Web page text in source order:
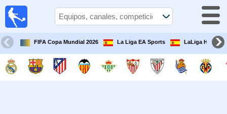
FIFA Copa Mundial 2026 La Liga EA Sports LaLiga
Fútbol
Guía de
Partidos
Televisados